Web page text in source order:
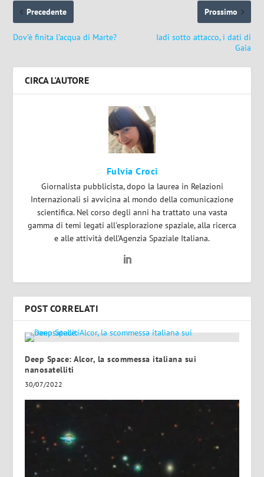
Precedente
Dov’è finita l’acqua di Marte?
Prossimo
Iadi sotto attacco, i dati di
Gaia
CIRCA L'AUTORE
Fulvia Croci
Giornalista pubblicista, dopo la laurea in Relazioni
Internazionali si avvicina al mondo della comunicazione
scientifica. Nel corso degli anni ha trattato una vasta
gamma di temi legati all'esplorazione spaziale, alla ricerca
e alle attività dell’Agenzia Spaziale Italiana.
POST CORRELATI
Deep Space: Alcor, la scommessa italiana sui
nanosatelliti
30/07/2022